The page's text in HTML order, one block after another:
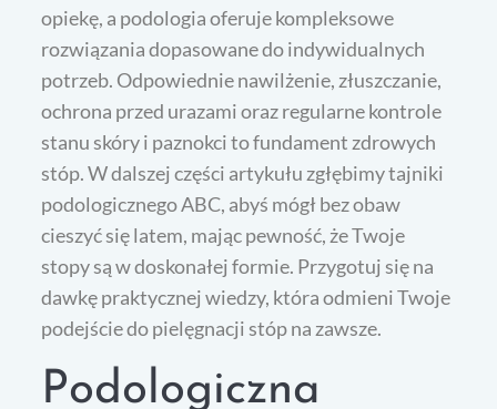
opiekę, a podologia oferuje kompleksowe
rozwiązania dopasowane do indywidualnych
potrzeb. Odpowiednie nawilżenie, złuszczanie,
ochrona przed urazami oraz regularne kontrole
stanu skóry i paznokci to fundament zdrowych
stóp. W dalszej części artykułu zgłębimy tajniki
podologicznego ABC, abyś mógł bez obaw
cieszyć się latem, mając pewność, że Twoje
stopy są w doskonałej formie. Przygotuj się na
dawkę praktycznej wiedzy, która odmieni Twoje
podejście do pielęgnacji stóp na zawsze.
Podologiczna